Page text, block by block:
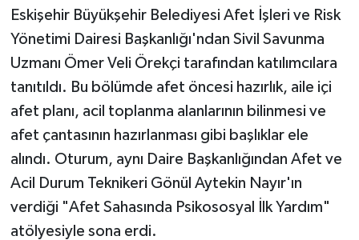
Eskişehir Büyükşehir Belediyesi Afet İşleri ve Risk
Yönetimi Dairesi Başkanlığı'ndan Sivil Savunma
Uzmanı Ömer Veli Örekçi tarafından katılımcılara
tanıtıldı. Bu bölümde afet öncesi hazırlık, aile içi
afet planı, acil toplanma alanlarının bilinmesi ve
afet çantasının hazırlanması gibi başlıklar ele
alındı. Oturum, aynı Daire Başkanlığından Afet ve
Acil Durum Teknikeri Gönül Aytekin Nayır'ın
verdiği "Afet Sahasında Psikososyal İlk Yardım"
atölyesiyle sona erdi.